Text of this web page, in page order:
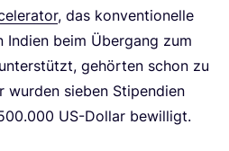
, das kon­ven­tio­nel­le
Indi­en beim Über­gang zum
gehör­ten schon zu
wur­den sie­ben Sti­pen­di­en
.000 US-Dol­lar bewilligt.